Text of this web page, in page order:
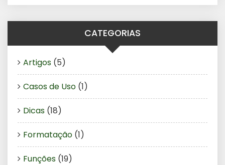
CATEGORIAS
Artigos (5)
Casos de Uso (1)
Dicas (18)
Formatação (1)
Funções (19)